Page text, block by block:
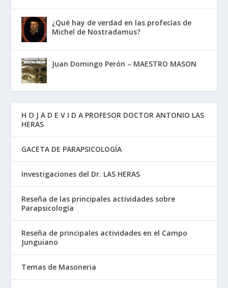
¿Qué hay de verdad en las profecías de
Michel de Nostradamus?
Juan Domingo Perón – MAESTRO MASON
H O J A D E V I D A PROFESOR DOCTOR ANTONIO LAS
HERAS
GACETA DE PARAPSICOLOGÍA
Investigaciones del Dr. LAS HERAS
Reseña de las principales actividades sobre
Parapsicología
Reseña de principales actividades en el Campo
Junguiano
Temas de Masoneria